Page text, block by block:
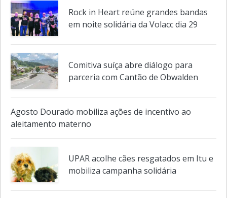
280 milhões para nova fábrica
em noite solidária da Volacc dia 29
parceria com Cantão de Obwalden
Agosto Dourado mobiliza ações de incentivo ao
aleitamento materno